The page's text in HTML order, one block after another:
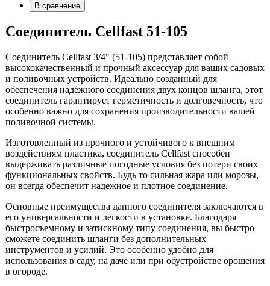
В сравнение
Cоединитель Cellfast 51-105
Соединитель Cellfast 3/4" (51-105) представляет собой
высококачественный и прочный аксессуар для ваших садовых
и поливочных устройств. Идеально созданный для
обеспечения надежного соединения двух концов шланга, этот
соединитель гарантирует герметичность и долговечность, что
особенно важно для сохранения производительности вашей
поливочной системы.
Изготовленный из прочного и устойчивого к внешним
воздействиям пластика, соединитель Cellfast способен
выдерживать различные погодные условия без потери своих
функциональных свойств. Будь то сильная жара или морозы,
он всегда обеспечит надежное и плотное соединение.
Основные преимущества данного соединителя заключаются в
его универсальности и легкости в установке. Благодаря
быстросъемному и затискному типу соединения, вы быстро
сможете соединить шланги без дополнительных
инструментов и усилий. Это особенно удобно для
использования в саду, на даче или при обустройстве орошения
в огороде.